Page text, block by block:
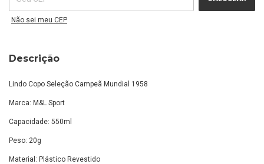
Não sei meu CEP
Descrição
Lindo Copo Seleção Campeã Mundial 1958
Marca: M&L Sport
Capacidade: 550ml
Peso: 20g
Material: Plástico Revestido